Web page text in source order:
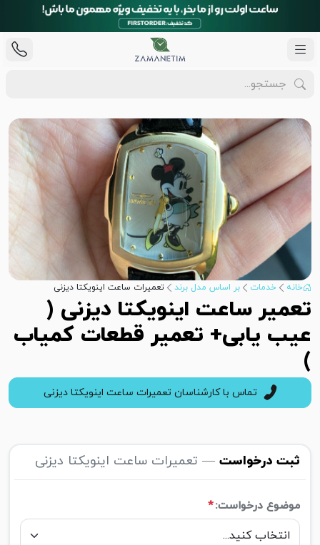
خانه خدمات بر اساس مدل برند تعمیرات ساعت اینویکتا دیزنی
تعمیر ساعت اینویکتا دیزنی (
عیب یابی+ تعمیر قطعات کمیاب
)
تماس با کارشناسان تعمیرات ساعت اینویکتا دیزنی
ثبت درخواست — تعمیرات ساعت اینویکتا دیزنی
موضوع درخواست:*